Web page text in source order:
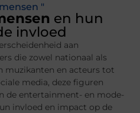
"
en hun
invloed
aan
die zowel nationaal als
muzikanten en acteurs tot
media, deze figuren
de entertainment- en mode-
invloed en impact op de